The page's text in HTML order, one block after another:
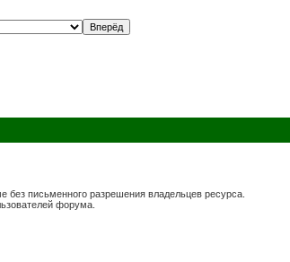
письменного разрешения владельцев ресурса.
форума.